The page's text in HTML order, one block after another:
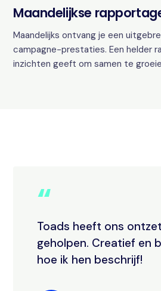
Maandelijkse
Maandelijks ontvang je een
campagne-prestaties. Een helder
inzichten geeft om samen te
“
Toads heeft ons
geholpen. Creatief en
hoe ik hen beschrijf!